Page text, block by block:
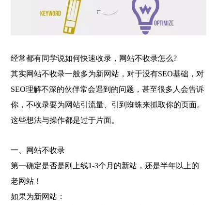
经常都有同学说如何快速收录，网站不收录怎么?
其实网站不收录一般多为新网站，对于没有SEO基础，对
SEO理解不深的伙伴常会遇到的问题，甚至很多人会告诉
你，不收录要为网站引流量、引到蜘蛛来抓取你的页面。
这些想法与操作都是过于片面。
一、网站不收录
第一确定是否是刚上线1-3个月的新站，还是半年以上的
老网站！
如果为新网站：